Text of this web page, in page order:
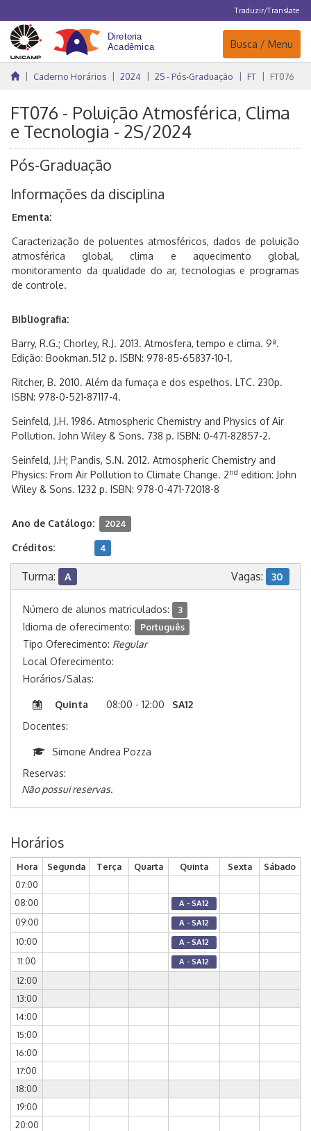
Traduzir/Translate
Navegação
Busca / Menu
Caderno Horários 2024 2S - Pós-Graduação FT FT076
FT076 - Poluição Atmosférica, Clima
e Tecnologia - 2S/2024
Pós-Graduação
Informações da disciplina
Ementa:
Caracterização de poluentes atmosféricos, dados de poluição
atmosférica global, clima e aquecimento global,
monitoramento da qualidade do ar, tecnologias e programas
de controle.
Bibliografia:
Barry, R.G.; Chorley, R.J. 2013. Atmosfera, tempo e clima. 9ª.
Edição: Bookman.512 p. ISBN: 978-85-65837-10-1.
Ritcher, B. 2010. Além da fumaça e dos espelhos. LTC. 230p.
ISBN: 978-0-521-87117-4.
Seinfeld, J.H. 1986. Atmospheric Chemistry and Physics of Air
Pollution. John Wiley & Sons. 738 p. ISBN: 0-471-82857-2.
Seinfeld, J.H; Pandis, S.N. 2012. Atmospheric Chemistry and
Physics: From Air Pollution to Climate Change. 2nd edition: John
Wiley & Sons. 1232 p. ISBN: 978-0-471-72018-8
Ano de Catálogo: 2024
Créditos: 4
Turma: A Vagas: 30
Número de alunos matriculados: 3
Idioma de oferecimento: Português
Tipo Oferecimento: Regular
Local Oferecimento:
Horários/Salas:
Quinta 08:00 - 12:00
SA12
Docentes:
Simone Andrea Pozza
Reservas:
Não possui reservas.
Horários
Hora Segunda Terça Quarta Quinta Sexta
Sábado
07:00
08:00
A - SA12
09:00 A - SA12
10:00 A - SA12
11:00 A - SA12
12:00
13:00
14:00
15:00
16:00
17:00
18:00
19:00
20:00